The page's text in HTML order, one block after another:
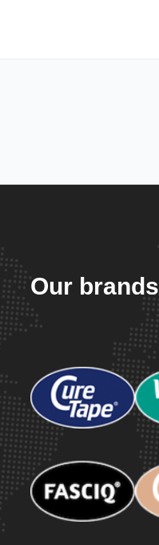
Our brands